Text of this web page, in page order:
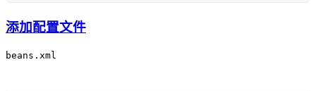
添加配置文件
beans.xml